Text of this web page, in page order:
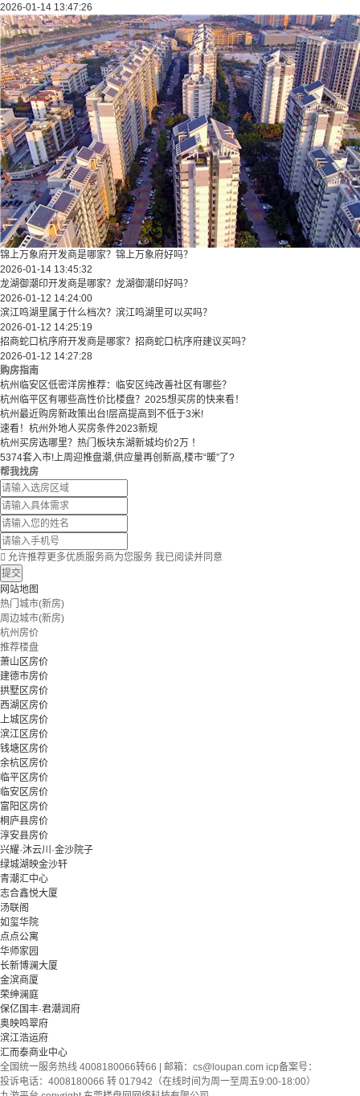
2026-01-14 13:47:26
锦上万象府开发商是哪家？锦上万象府好吗？
2026-01-14 13:45:32
龙湖御潮印开发商是哪家？龙湖御潮印好吗？
2026-01-12 14:24:00
滨江鸣湖里属于什么档次？滨江鸣湖里可以买吗？
2026-01-12 14:25:19
招商蛇口杭序府开发商是哪家？招商蛇口杭序府建议买吗？
2026-01-12 14:27:28
购房指南
杭州临安区低密洋房推荐：临安区纯改善社区有哪些？
​​杭州临平区有哪些高性价比楼盘？2025想买房的快来看！​
杭州最近购房新政策出台!层高提高到不低于3米!
速看！杭州外地人买房条件2023新规
杭州买房选哪里？热门板块东湖新城均价2万 ！
5374套入市!上周迎推盘潮,供应量再创新高,楼市“暖”了?
帮我找房
 允许推荐更多优质服务商为您服务 我已阅读并同意
提交
网站地图
热门城市(新房)
周边城市(新房)
杭州房价
推荐楼盘
萧山区房价
建德市房价
拱墅区房价
西湖区房价
上城区房价
滨江区房价
钱塘区房价
余杭区房价
临平区房价
临安区房价
富阳区房价
桐庐县房价
淳安县房价
兴耀·沐云川·金沙院子
绿城湖映金沙轩
青潮汇中心
志合鑫悦大厦
汤联阁
如玺华院
点点公寓
华师家园
长新博澜大厦
金滨商厦
荣绅澜庭
保亿国丰·君潮润府
奥映鸣翠府
滨江浩运府
汇而泰商业中心
全国统一服务热线 4008180066转66 | 邮箱： cs@loupan.com icp备案号：
投诉电话：4008180066 转 017942（在线时间为周一至周五9:00-18:00）